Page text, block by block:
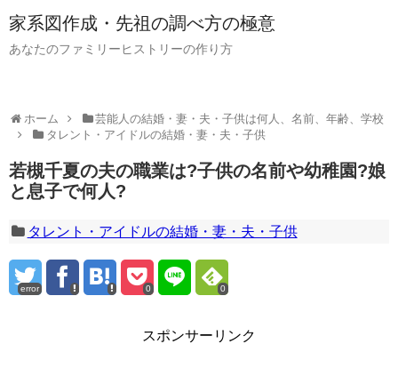
家系図作成・先祖の調べ方の極意
あなたのファミリーヒストリーの作り方
ホーム
芸能人の結婚・妻・夫・子供は何人、名前、年齢、学校
タレント・アイドルの結婚・妻・夫・子供
若槻千夏の夫の職業は?子供の名前や幼稚園?娘
と息子で何人?
タレント・アイドルの結婚・妻・夫・子供
error 0 0
スポンサーリンク